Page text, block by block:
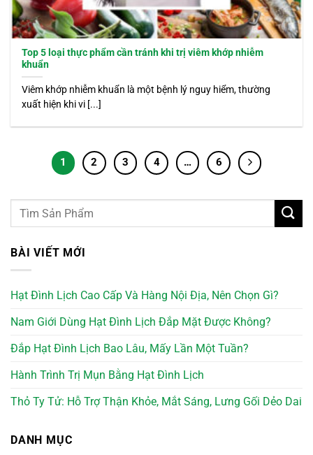
Top 5 loại thực phẩm cần tránh khi trị viêm khớp nhiễm
khuẩn
Viêm khớp nhiễm khuẩn là một bệnh lý nguy hiểm, thường
xuất hiện khi vi [...]
1 2 3 4 … 6
BÀI VIẾT MỚI
Hạt Đình Lịch Cao Cấp Và Hàng Nội Địa, Nên Chọn Gì?
Nam Giới Dùng Hạt Đình Lịch Đắp Mặt Được Không?
Đắp Hạt Đình Lịch Bao Lâu, Mấy Lần Một Tuần?
Hành Trình Trị Mụn Bằng Hạt Đình Lịch
Thỏ Ty Tử: Hỗ Trợ Thận Khỏe, Mắt Sáng, Lưng Gối Dẻo Dai
DANH MỤC